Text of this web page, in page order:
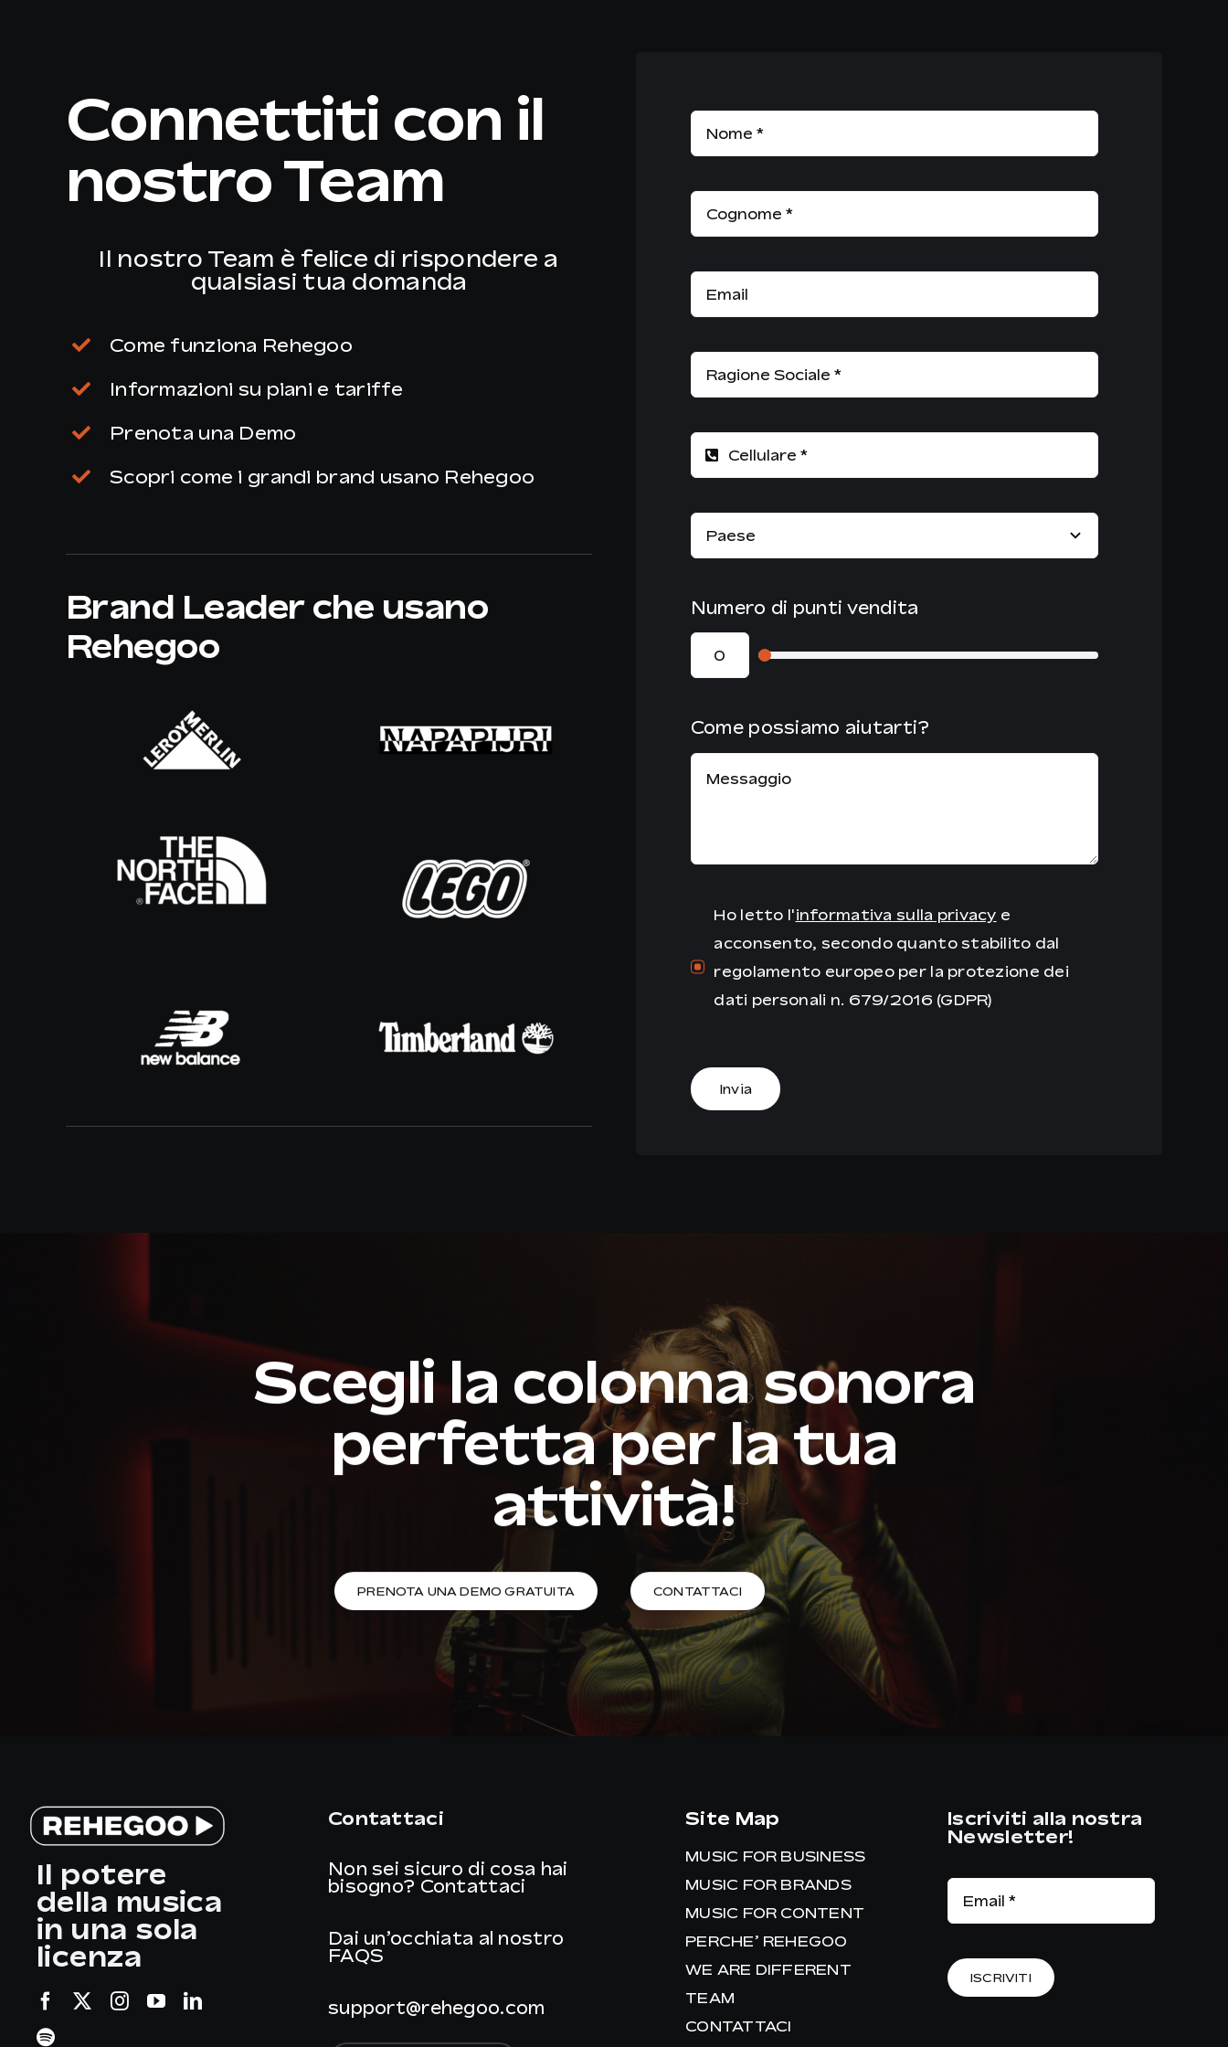
Connettiti con il
nostro Team
Il nostro Team è felice di rispondere a
qualsiasi tua domanda
Come funziona Rehegoo
Informazioni su piani e tariffe
Prenota una Demo
Scopri come i grandi brand usano Rehegoo
Brand Leader che usano
Rehegoo
Numero di punti vendita
Come possiamo aiutarti?
Ho letto l'informativa sulla privacy e
acconsento, secondo quanto stabilito dal
regolamento europeo per la protezione dei
dati personali n. 679/2016 (GDPR)
Invia
Scegli la colonna sonora
perfetta per la tua
attività!
PRENOTA UNA DEMO GRATUITA CONTATTACI
Il potere
della musica
in una sola
licenza
Contattaci
Non sei sicuro di cosa hai
bisogno? Contattaci
Dai un’occhiata al nostro
FAQS
support@rehegoo.com
Site Map
MUSIC FOR BUSINESS
MUSIC FOR BRANDS
MUSIC FOR CONTENT
PERCHE’ REHEGOO
WE ARE DIFFERENT
TEAM
CONTATTACI
Iscriviti alla nostra
Newsletter!
ISCRIVITI